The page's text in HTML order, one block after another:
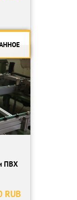
ПВХ
RUB